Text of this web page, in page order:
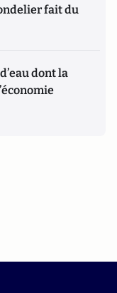
fait du
dont la